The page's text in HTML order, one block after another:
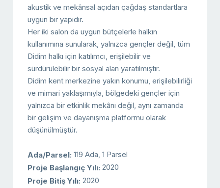
akustik ve mekânsal açıdan çağdaş standartlara
uygun bir yapıdır.
Her iki salon da uygun bütçelerle halkın
kullanımına sunularak, yalnızca gençler değil, tüm
Didim halkı için katılımcı, erişilebilir ve
sürdürülebilir bir sosyal alan yaratılmıştır.
Didim kent merkezine yakın konumu, erişilebilirliği
ve mimari yaklaşımıyla, bölgedeki gençler için
yalnızca bir etkinlik mekânı değil, aynı zamanda
bir gelişim ve dayanışma platformu olarak
düşünülmüştür.
Ada/Parsel:119 Ada, 1 Parsel
Proje Başlangıç Yılı:2020
Proje Bitiş Yılı:2020